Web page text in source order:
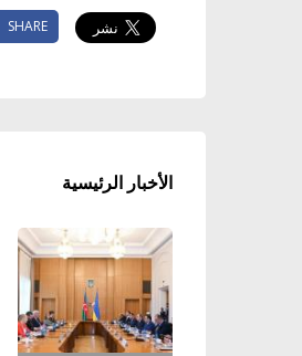
SHARE
الأخبار الرئيسية